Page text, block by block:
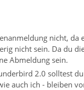
nicht,
nicht sein. Da du
Abmeldung sein.
2.0 solltest
auch ich - bleiben